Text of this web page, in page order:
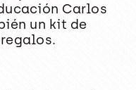
Carlos
un kit de